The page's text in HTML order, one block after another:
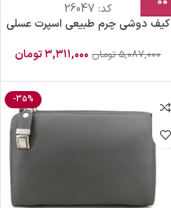
کد: 26047
کیف دوشی چرم طبیعی اسپرت عسلی
۵,۰۸۷,۰۰۰ تومان ۳,۳۱۱,۰۰۰تومان
-35%